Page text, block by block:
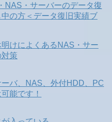
NAS・サーバーのデータ復
中の方＜データ復旧実績ブ
けによくあるNAS・サー
策
バ、NAS、外付HDD、PC
能です！